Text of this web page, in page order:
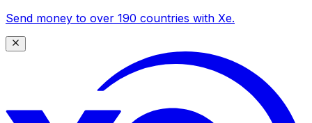
Send money to over 190 countries with Xe.